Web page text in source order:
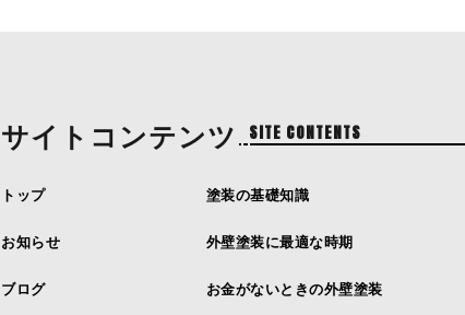
サイトコンテンツ SITE CONTENTS
トップ
お知らせ
ブログ
塗装の基礎知識
外壁塗装に最適な時期
お金がないときの外壁塗装